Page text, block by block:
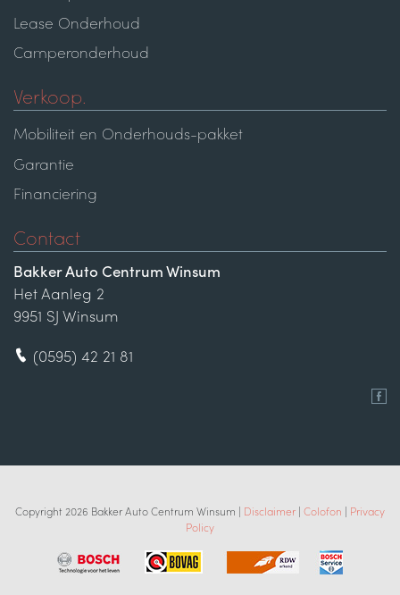
Lease Onderhoud
Camperonderhoud
Verkoop.
Mobiliteit en Onderhouds-pakket
Garantie
Financiering
Contact
Bakker Auto Centrum Winsum
Het Aanleg 2
9951 SJ Winsum
(0595) 42 21 81
Copyright 2026 Bakker Auto Centrum Winsum | Disclaimer | Colofon | Privacy
Policy